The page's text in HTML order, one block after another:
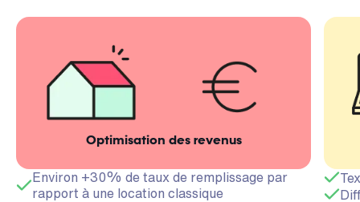
Optimisation des revenus
Environ +30% de taux de remplissage par
rapport à une location classique